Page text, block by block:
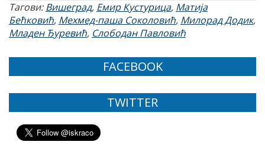
Тагови:Вишеград, Емир Кустурица, Матија
Бећковић, Мехмед-паша Соколовић, Милорад Додик,
Младен Ђуревић, Слободан Павловић
FACEBOOK
TWITTER